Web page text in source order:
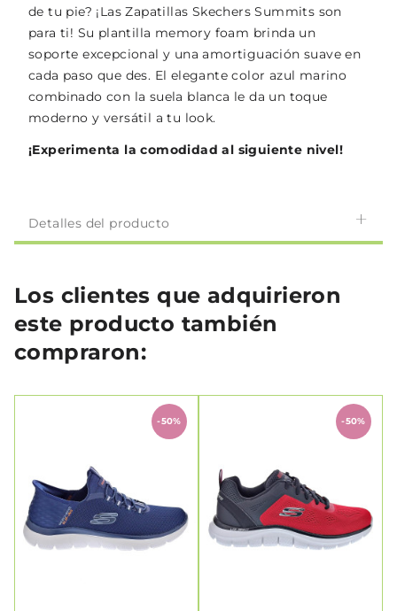
de tu pie? ¡Las Zapatillas Skechers Summits son
para ti! Su plantilla memory foam brinda un
soporte excepcional y una amortiguación suave en
cada paso que des. El elegante color azul marino
combinado con la suela blanca le da un toque
moderno y versátil a tu look.
¡Experimenta la comodidad al siguiente nivel!
Detalles del producto
Los clientes que adquirieron
este producto también
compraron:
-50% -50%